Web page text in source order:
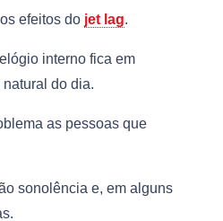
efeitos do jet lag.
interno fica em
do dia.
as pessoas que
sonolência e, em alguns